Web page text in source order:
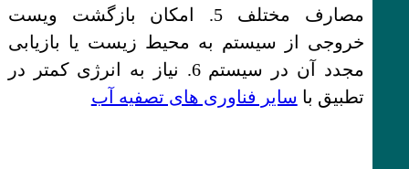
مصارف مختلف 5. امکان بازگشت ویست
خروجی از سیستم به محیط زیست یا بازیابی
مجدد آن در سیستم 6. نیاز به انرژی کمتر در
تطبیق با سایر فناوری های تصفیه آب